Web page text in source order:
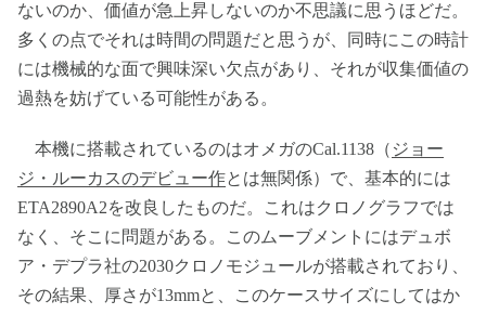
ないのか、価値が急上昇しないのか不思議に思うほどだ。
多くの点でそれは時間の問題だと思うが、同時にこの時計
には機械的な面で興味深い欠点があり、それが収集価値の
過熱を妨げている可能性がある。
本機に搭載されているのはオメガのCal.1138（ ジョー
ジ・ルーカスのデビュー作とは無関係）で、基本的には
ETA2890A2を改良したものだ。これはクロノグラフでは
なく、そこに問題がある。このムーブメントにはデュボ
ア・デプラ社の2030クロノモジュールが搭載されており、
その結果、厚さが13mmと、このケースサイズにしてはか